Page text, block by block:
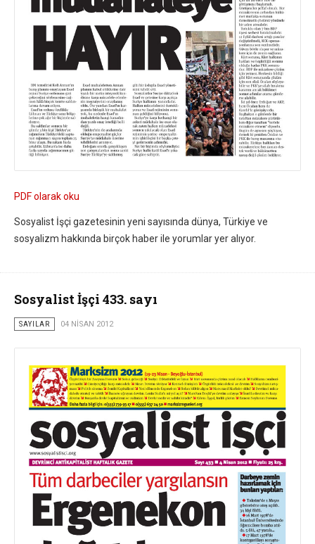
PDF olarak oku
Sosyalist İşçi gazetesinin yeni sayısında dünya, Türkiye ve
sosyalizm hakkında birçok haber ile yorumlar yer alıyor.
Sosyalist İşçi 433. sayı
SAYILAR 04 NISAN 2012